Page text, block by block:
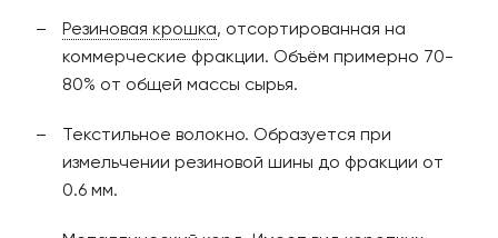
Резиновая крошка, отсортированная на
коммерческие фракции. Объём примерно 70-
80% от общей массы сырья.
Текстильное волокно. Образуется при
измельчении резиновой шины до фракции от
0.6 мм.